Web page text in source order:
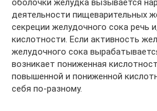
оболочки желудка вызывается
деятельности пищеварительных
секреции желудочного сока речь
кислотности. Если активность
желудочного сока
возникает пониженная
повышенной и пониженной
себя по-разному.